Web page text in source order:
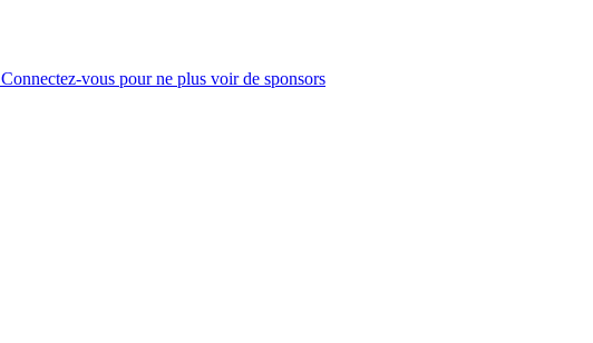
Connectez-vous pour ne plus voir de sponsors